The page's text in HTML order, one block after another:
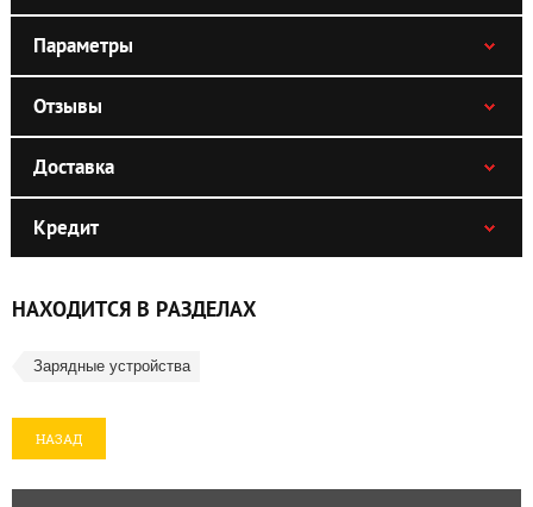
Параметры
Отзывы
Доставка
Кредит
НАХОДИТСЯ В РАЗДЕЛАХ
Зарядные устройства
НАЗАД